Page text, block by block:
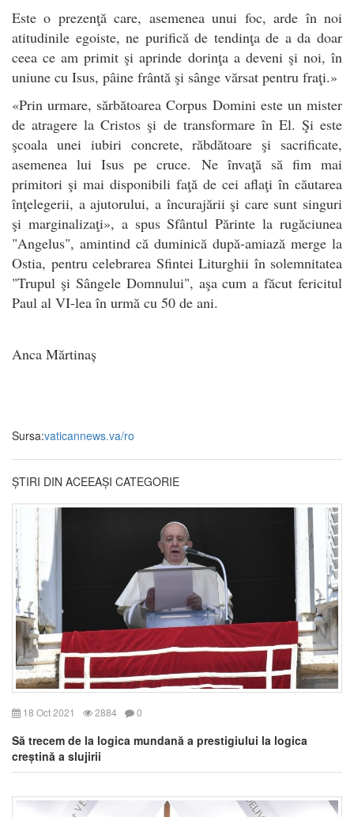
Este o prezenţă care, asemenea unui foc, arde în noi
atitudinile egoiste, ne purifică de tendinţa de a da doar
ceea ce am primit şi aprinde dorinţa a deveni şi noi, în
uniune cu Isus, pâine frântă şi sânge vărsat pentru fraţi.»
«Prin urmare, sărbătoarea Corpus Domini este un mister
de atragere la Cristos şi de transformare în El. Şi este
şcoala unei iubiri concrete, răbdătoare şi sacrificate,
asemenea lui Isus pe cruce. Ne învaţă să fim mai
primitori şi mai disponibili faţă de cei aflaţi în căutarea
înţelegerii, a ajutorului, a încurajării şi care sunt singuri
şi marginalizaţi», a spus Sfântul Părinte la rugăciunea
"Angelus", amintind că duminică după-amiază merge la
Ostia, pentru celebrarea Sfintei Liturghii în solemnitatea
"Trupul şi Sângele Domnului", aşa cum a făcut fericitul
Paul al VI-lea în urmă cu 50 de ani.
Anca Mărtinaș
Sursa:vaticannews.va/ro
ȘTIRI DIN ACEEAȘI CATEGORIE
18 Oct 2021 2884 0
Să trecem de la logica mundană a prestigiului la logica
creștină a slujirii